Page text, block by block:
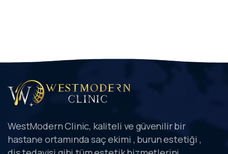
WestModern Clinic, kaliteli ve güvenilir bir
hastane ortamında saç ekimi , burun estetiği ,